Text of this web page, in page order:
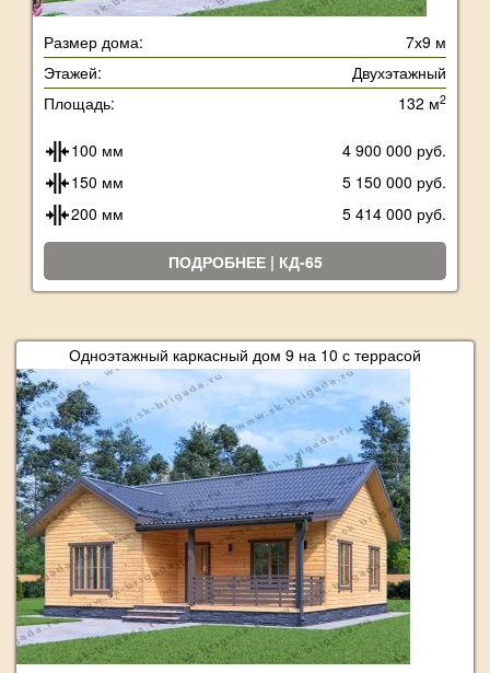
Размер дома:
7х9 м
Этажей:
Двухэтажный
Площадь:
132 м2
100 мм
4 900 000 руб.
150 мм
5 150 000 руб.
200 мм
5 414 000 руб.
ПОДРОБНЕЕ | КД-65
Одноэтажный каркасный дом 9 на 10 с террасой